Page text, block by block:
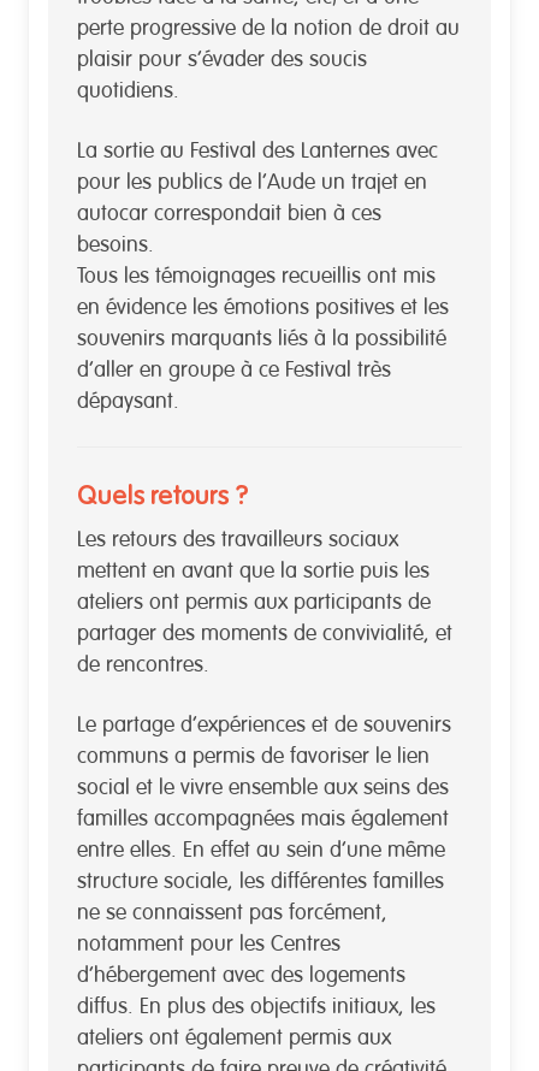
perte progressive de la notion de droit au
plaisir pour s’évader des soucis
quotidiens.
La sortie au Festival des Lanternes avec
pour les publics de l’Aude un trajet en
autocar correspondait bien à ces
besoins.
Tous les témoignages recueillis ont mis
en évidence les émotions positives et les
souvenirs marquants liés à la possibilité
d’aller en groupe à ce Festival très
dépaysant.
Quels retours ?
Les retours des travailleurs sociaux
mettent en avant que la sortie puis les
ateliers ont permis aux participants de
partager des moments de convivialité, et
de rencontres.
Le partage d’expériences et de souvenirs
communs a permis de favoriser le lien
social et le vivre ensemble aux seins des
familles accompagnées mais également
entre elles. En effet au sein d’une même
structure sociale, les différentes familles
ne se connaissent pas forcément,
notamment pour les Centres
d’hébergement avec des logements
diffus. En plus des objectifs initiaux, les
ateliers ont également permis aux